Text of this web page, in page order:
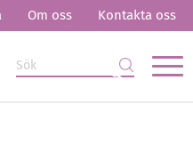
Om oss Kontakta oss